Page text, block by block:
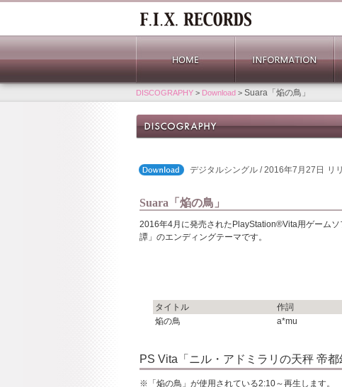
DISCOGRAPHY > Download > Suara「焔の鳥」
デジタルシングル / 2016年7月27日 リ
Suara「焔の鳥」
2016年4月に発売されたPlayStation®Vita用ゲーム
譚」のエンディングテーマです。
タイトル 作詞
焔の鳥
a*mu
PS Vita「ニル・アドミラリの天秤 帝
※「焔の鳥」が使用されている2:10～再生します。